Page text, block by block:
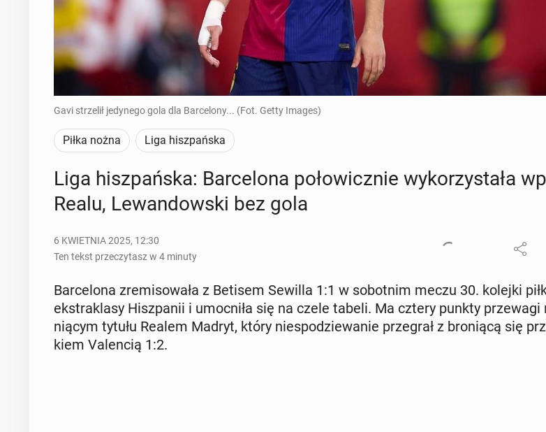
Gavi strzelił jedynego gola dla Barcelony... (Fot. Getty Images)
Piłka nożna Liga hiszpańska
Liga hisz­pań­ska: Bar­ce­lo­na po­ło­wicz­nie wy­ko­rzy­sta­ła
Realu, Le­wan­dow­ski bez gola
6 KWIETNIA 2025, 12:30
Ten tekst przeczytasz w 4 minuty
Bar­ce­lo­na zre­mi­so­wa­ła z Betisem Sewilla 1:1 w so­bot­nim meczu 30. kolejki
eks­tra­kla­sy Hisz­pa­nii i umoc­ni­ła się na czele tabeli. Ma cztery punkty
nią­cym tytułu Realem Madryt, który nie­spo­dzie­wa­nie prze­grał z bro­nią­cą się
kiem Va­len­cią 1:2.